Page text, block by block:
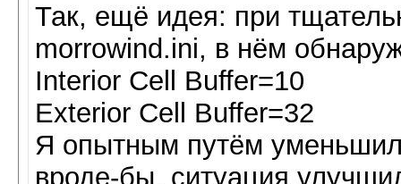
Так, ещё идея: при
morrowind.ini, в нём
Interior Cell Buffer=10
Exterior Cell Buffer=32
Я опытным путём уменьшил
вроде-бы, ситуация